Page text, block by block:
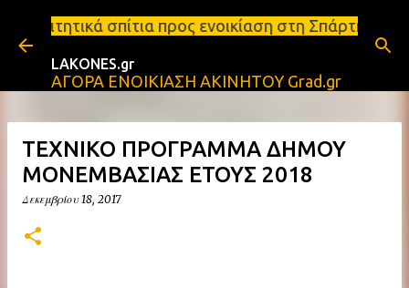
Μετάβαση στο κύριο περιεχόμενο
προς ενοικίαση στη Σπάρτη Ενοικιάσεις
LAKONES.gr
ΑΓΟΡΑ ΕΝΟΙΚΙΑΣΗ ΑΚΙΝΗΤΟΥ Grad.gr
ΤΕΧΝΙΚΟ ΠΡΟΓΡΑΜΜΑ ΔΗΜΟΥ
ΜΟΝΕΜΒΑΣΙΑΣ ΕΤΟΥΣ 2018
Δεκεμβρίου 18, 2017